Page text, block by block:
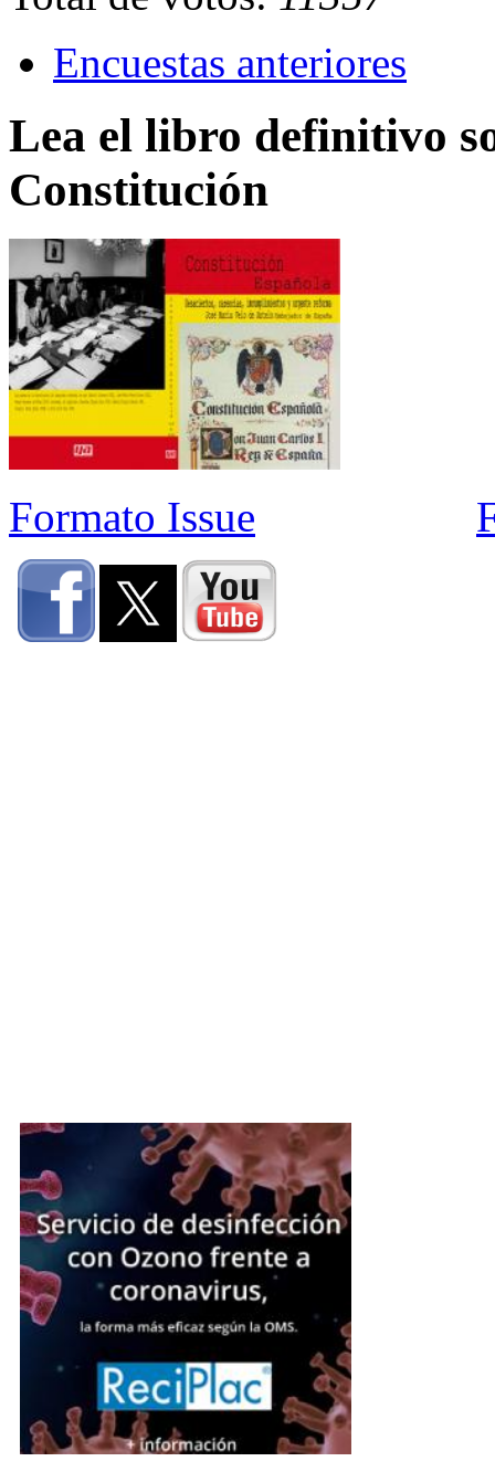
Encuestas anteriores
Lea el libro definitivo
Constitución
Formato Issue